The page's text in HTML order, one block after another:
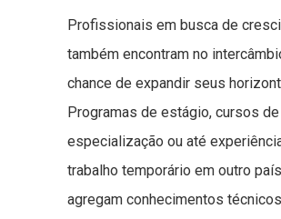
Profissionais em busca de
também encontram no
chance de expandir seus
Programas de estágio, cursos de
especialização ou até
trabalho temporário em outro país
agregam conhecimentos